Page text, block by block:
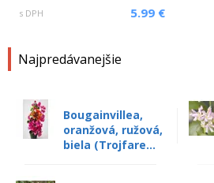
s DPH 5.99 €
Najpredávanejšie
Bougainvillea,
oranžová, ružová,
biela (Trojfare...